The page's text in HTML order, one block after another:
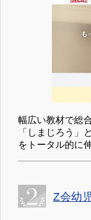
幅広い教材で総
「しまじろう」
をトータル的に
Z会幼